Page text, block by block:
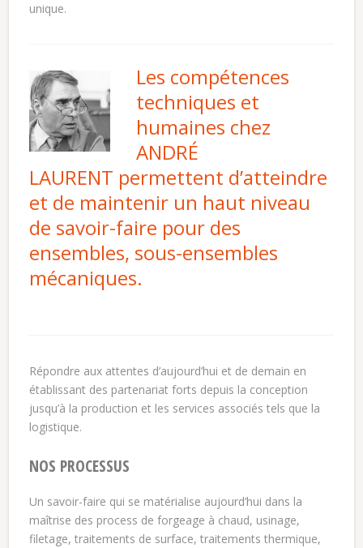
unique.
Les compétences
techniques et
humaines chez
ANDRÉ
LAURENT permettent d’atteindre
et de maintenir un haut niveau
de savoir-faire pour des
ensembles, sous-ensembles
mécaniques.
Répondre aux attentes d’aujourd’hui et de demain en
établissant des partenariat forts depuis la conception
jusqu’à la production et les services associés tels que la
logistique.
NOS PROCESSUS
Un savoir-faire qui se matérialise aujourd’hui dans la
maîtrise des process de forgeage à chaud, usinage,
filetage, traitements de surface, traitements thermique,